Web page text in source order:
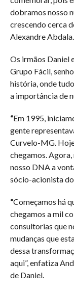
dobramos nosso
crescendo cerca
Alexandre Abdala.
Os irmãos Daniel
Grupo Fácil,
história, onde
a importância de
“Em 1995,
gente
Curvelo-MG.
chegamos.
nosso DNA a
sócio-acionista
“Começamos há
chegamos a mil
consultorias que
mudanças que
dessa
aqui”, enfatiza
de Daniel.